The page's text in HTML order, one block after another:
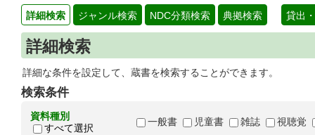
詳細検索 ジャンル検索 NDC分類検索 典拠検索 貸出
詳細検索
詳細な条件を設定して、蔵書を検索することができます。
検索条件
資料種別
すべて選択
一般書 児童書 雑誌 視聴覚